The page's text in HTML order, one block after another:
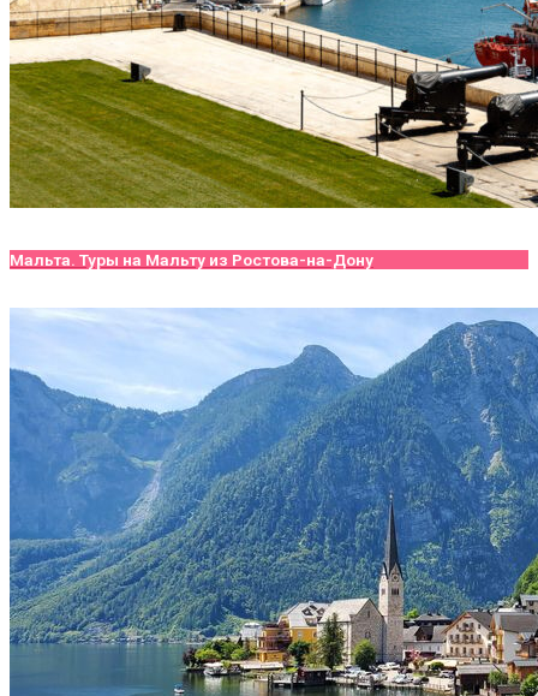
Мальта. Туры на Мальту из Ростова-на-Дону